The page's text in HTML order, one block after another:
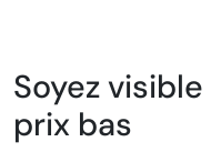
Soyez
prix bas